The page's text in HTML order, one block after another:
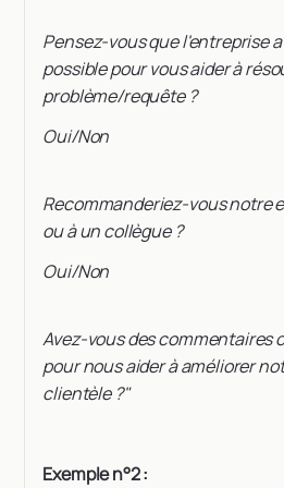
Pensez-vous que l'entreprise
possible pour vous aider à
problème/requête ?
Oui/Non
Recommanderiez-vous notre
ou à un collègue ?
Oui/Non
Avez-vous des commentaires
pour nous aider à améliorer
clientèle ?"
Exemple n°2 :